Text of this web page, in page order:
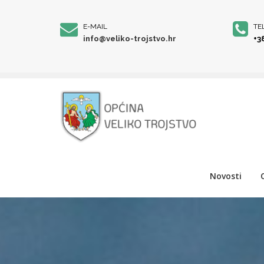
E-MAIL
info@veliko-trojstvo.hr
Novosti